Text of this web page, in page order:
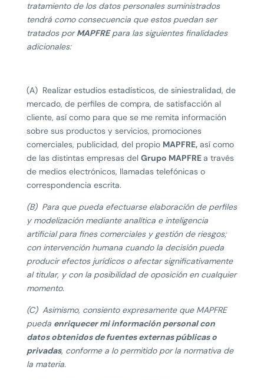
tratamiento de los datos personales suministrados
tendrá como consecuencia que estos puedan ser
tratados porMAPFREpara las siguientes finalidades
adicionales:
(A) Realizar estudios estadísticos, de siniestralidad, de
mercado, de perfiles de compra, de satisfacción al
cliente, así como para que se me remita información
sobre sus productos y servicios, promociones
comerciales, publicidad, del propio MAPFRE,así como
de las distintas empresas del Grupo MAPFREa través
de medios electrónicos, llamadas telefónicas o
correspondencia escrita.
(B) Para que pueda efectuarse elaboración de perfiles
y modelización mediante analítica e inteligencia
artificial para fines comerciales y gestión de riesgos;
con intervención humana cuando la decisión pueda
producir efectos jurídicos o afectar significativamente
al titular, y con la posibilidad de oposición en cualquier
momento.
(C) Asimismo, consiento expresamente que MAPFRE
pueda enriquecer mi información personal con
datos obtenidos de fuentes externas públicas o
privadas, conforme a lo permitido por la normativa de
la materia.